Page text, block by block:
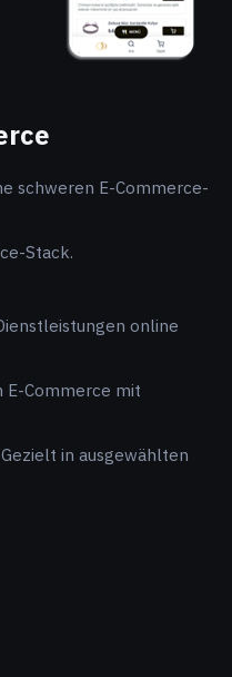
schweren E-Commerce-
Stack.
online
E-Commerce mit
Gezielt in ausgewählten